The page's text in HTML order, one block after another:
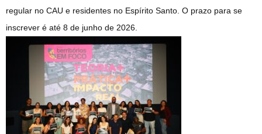
regular no CAU e residentes no Espírito Santo. O prazo para se
inscrever é até 8 de junho de 2026.